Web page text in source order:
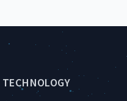
TECHNOLOGY